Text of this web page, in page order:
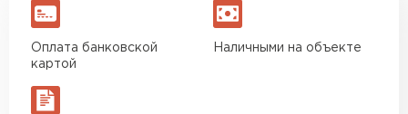
Оплата банковской
картой
Наличными на объекте